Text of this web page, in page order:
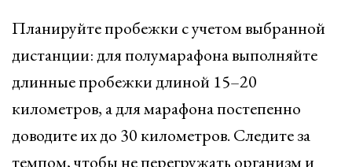
Планируйте пробежки с учетом выбранной
дистанции: для полумарафона выполняйте
длинные пробежки длиной 15–20
километров, а для марафона постепенно
доводите их до 30 километров. Следите за
темпом, чтобы не перегружать организм и